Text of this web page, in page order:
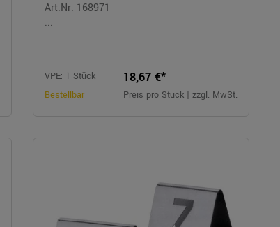
Art.Nr. 168971
...
VPE: 1 Stück
Bestellbar
18,67 €*
Preis pro Stück | zzgl. MwSt.